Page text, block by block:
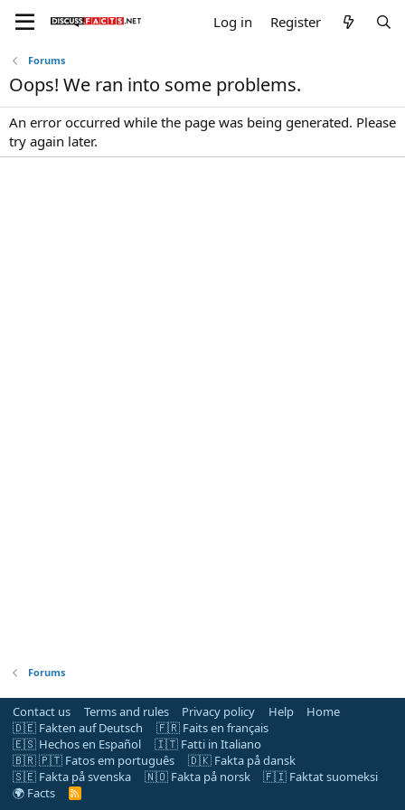
Log in Register
Forums
Oops! We ran into some problems.
An error occurred while the page was being generated. Please
try again later.
Forums
Contact us Terms and rules Privacy policy Help
Home
🇩🇪 Fakten auf Deutsch
🇫🇷 Faits en français
🇪🇸 Hechos en Español
🇮🇹 Fatti in Italiano
🇧🇷 🇵🇹 Fatos em português
🇩🇰 Fakta på dansk
🇸🇪 Fakta på svenska
🇳🇴 Fakta på norsk
🇫🇮 Faktat suomeksi
🌍 Facts
R